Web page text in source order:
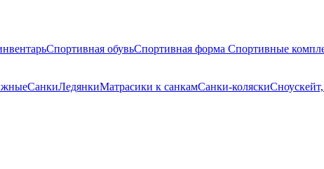
Спортивная обувьСпортивная форма Спортивные
СанкиЛедянкиМатрасики к санкамСанки-коляски